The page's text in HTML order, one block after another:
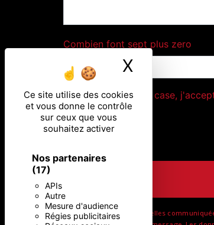
Ce site utilise des cookies
et vous donne le contrôle
sur ceux que vous
souhaitez activer
Nos partenaires
(17)
APIs
Autre
Mesure d'audience
Régies publicitaires
X
Combien font sept plus zero
En cochant cette case,
** Les données personnelles